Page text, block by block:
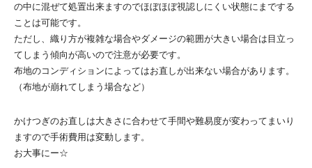
の中に混ぜて処置出来ますのでほぼほぼ視認しにくい状態にまでする
ことは可能です。
ただし、織り方が複雑な場合やダメージの範囲が大きい場合は目立っ
てしまう傾向が高いので注意が必要です。
布地のコンディションによってはお直しが出来ない場合があります。
（布地が崩れてしまう場合など）
かけつぎのお直しは大きさに合わせて手間や難易度が変わってまいり
ますので手術費用は変動します。
お大事にー☆